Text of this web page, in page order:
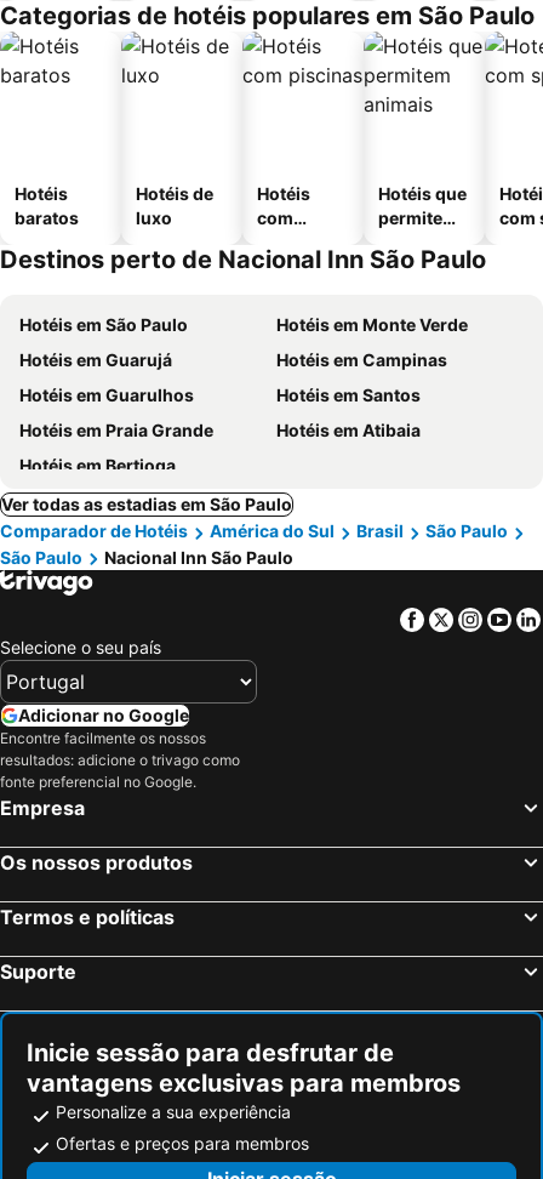
Categorias de hotéis populares em São Paulo
Hotéis
baratos
Hotéis de
luxo
Hotéis
com
Hotéis que
permitem
com
Destinos perto de Nacional Inn São Paulo
Hotéis em São Paulo
Hotéis em Monte Verde
Hotéis em Guarujá
Hotéis em Campinas
Hotéis em Guarulhos
Hotéis em Santos
Hotéis em Praia Grande
Hotéis em Atibaia
Hotéis em Bertioga
Ver todas as estadias em São Paulo
Comparador de Hotéis
América do Sul Brasil
São Paulo
São Paulo
Nacional Inn São Paulo
Facebook
Twitter
Selecione o seu país
Adicionar no Google
Encontre facilmente os nossos
resultados: adicione o trivago como
fonte preferencial no Google.
Empresa
Os nossos produtos
Termos e políticas
Suporte
Inicie sessão para desfrutar de
vantagens exclusivas para membros
Personalize a sua experiência
Ofertas e preços para membros